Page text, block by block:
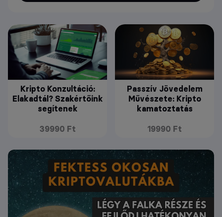
Kripto Konzultáció:
Elakadtál? Szakértőink
segítenek
39990 Ft
Passzív Jövedelem
Művészete: Kripto
kamatoztatás
19990 Ft